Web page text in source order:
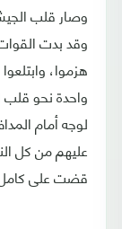
وصار قلب
وقد بدت
هزموا،
واحدة نحو قلب
لوجه أمام
عليهم من كل
قضت على كامل